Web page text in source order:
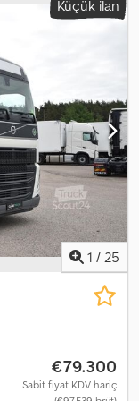
, süspansiyon:
ek farlar, hız
navigasyon
| Volvo FH 500 | XL
Hız Sabitleyici,
| Eller Serbest
| Sabit Isıtma,
Aynalar | Radyo |
Chjdpfx Acszrtxuobja
Küçük ilan
1 / 25
€79.300
Sabit fiyat KDV hariç